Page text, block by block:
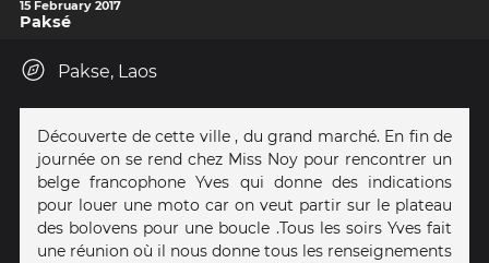
15 February 2017
Paksé
Pakse, Laos
Découverte de cette ville , du grand marché. En fin de
journée on se rend chez Miss Noy pour rencontrer un
belge francophone Yves qui donne des indications
pour louer une moto car on veut partir sur le plateau
des bolovens pour une boucle .Tous les soirs Yves fait
une réunion où il nous donne tous les renseignements